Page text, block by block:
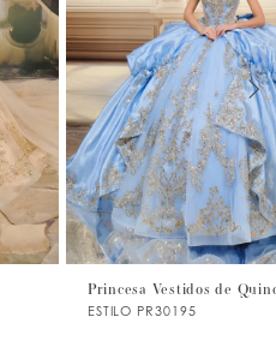
Princesa Vestidos de
ESTILO PR30194